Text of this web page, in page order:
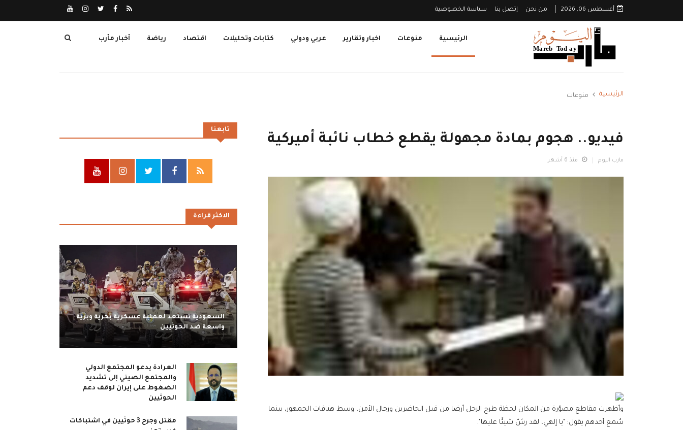
أغسطس 06, 2026 من نحن إتصل بنا سياسة الخصوصية
الرئيسية منوعات اخبار وتقارير عربي ودولي كتابات وتحليلات اقتصاد رياضة أخبار مأرب
الرئيسية منوعات
فيديو.. هجوم بمادة مجهولة يقطع خطاب نائبة أميركية
مارب اليوم منذ 6 أشهر
وأظهرت مقاطع مصوّرة من المكان لحظة طرح الرجل أرضا من قبل الحاضرين ورجال الأمن، وسط هتافات الجمهور، بينما
سُمع أحدهم يقول: "يا إلهي، لقد رشّ شيئًا عليها".
تابعنا
الاكثر قراءة
السعودية تستعد لعملية عسكرية بحرية وبرية
واسعة ضد الحوثيين
العرادة يدعو المجتمع الدولي
والمجتمع الصيني إلى تشديد
الضغوط على إيران لوقف دعم
الحوثيين
مقتل وجرح 3 حوثيين في اشتباكات